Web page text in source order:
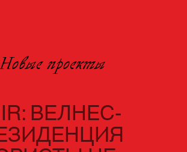
Новые проекты
ВЕЛНЕС-